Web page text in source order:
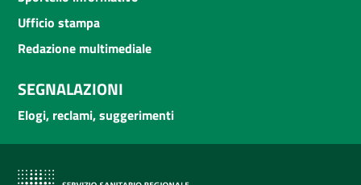
Ufficio stampa
Redazione multimediale
SEGNALAZIONI
Elogi, reclami, suggerimenti